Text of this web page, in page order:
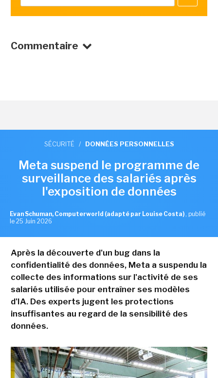
Commentaire
SÉCURITÉ / DONNÉES PERSONNELLES
Meta suspend le programme de
surveillance des salariés après
l'exposition de données
Evan Schuman, Computerworld (adapté par Louise Costa) , publié
le 25 Juin 2026
Après la découverte d'un bug dans la
confidentialité des données, Meta a suspendu la
collecte des informations sur l'activité de ses
salariés utilisée pour entraîner ses modèles
d'IA. Des experts jugent les protections
insuffisantes au regard de la sensibilité des
données.